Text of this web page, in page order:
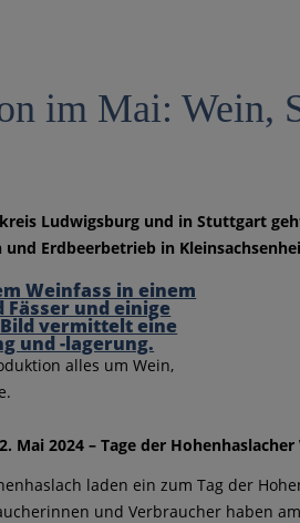
im Mai: Wein,
Ludwigsburg und in Stuttgart
und Erdbeerbetrieb in
alles um Wein,
Mai 2024 – Tage der
laden ein zum Tag der
und Verbraucher haben